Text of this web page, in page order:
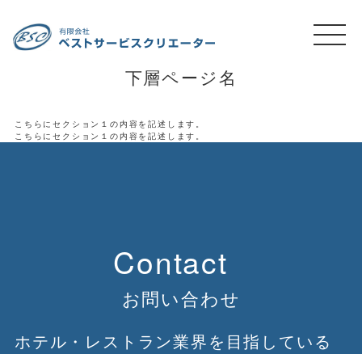
下層ページ名
こちらにセクション１の内容を記述します。
こちらにセクション１の内容を記述します。
Contact
お問い合わせ
ホテル・レストラン業界を目指している